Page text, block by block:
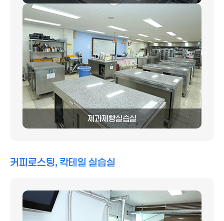
제과제빵실습실
커피로스팅, 칵테일 실습실